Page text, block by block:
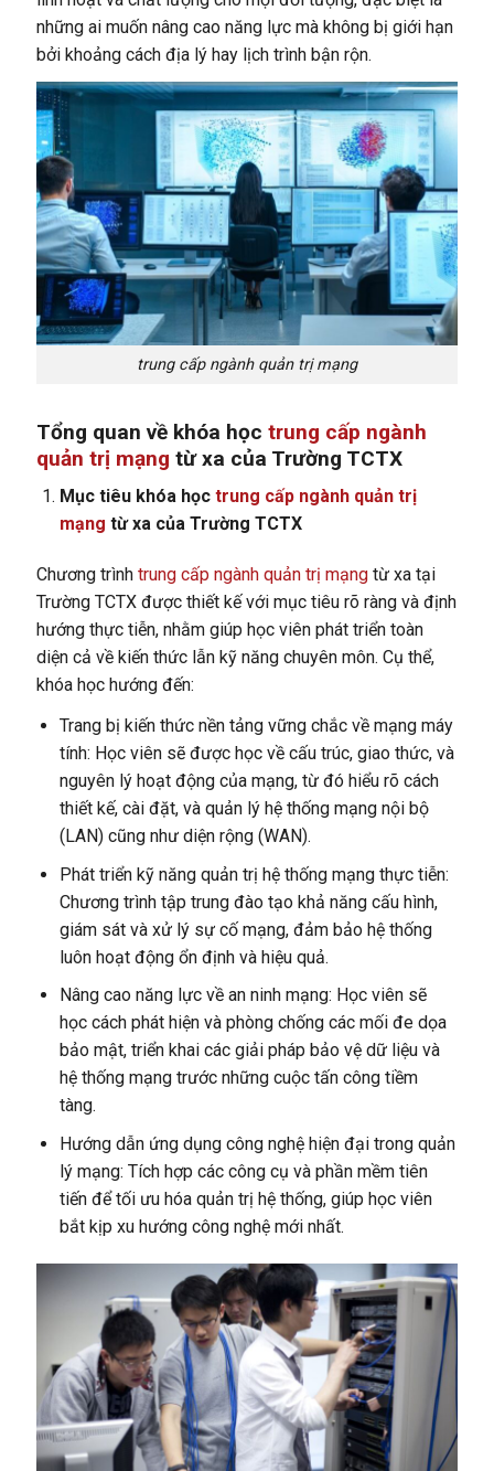
những ai muốn nâng cao năng lực mà không bị giới hạn
bởi khoảng cách địa lý hay lịch trình bận rộn.
trung cấp ngành quản trị mạng
Tổng quan về khóa học trung cấp ngành
quản trị mạng từ xa của Trường TCTX
Mục tiêu khóa học trung cấp ngành quản trị
mạng từ xa của Trường TCTX
Chương trình trung cấp ngành quản trị mạngtừ xa tại
Trường TCTX được thiết kế với mục tiêu rõ ràng và định
hướng thực tiễn, nhằm giúp học viên phát triển toàn
diện cả về kiến thức lẫn kỹ năng chuyên môn. Cụ thể,
khóa học hướng đến:
Trang bị kiến thức nền tảng vững chắc về mạng máy
tính: Học viên sẽ được học về cấu trúc, giao thức, và
nguyên lý hoạt động của mạng, từ đó hiểu rõ cách
thiết kế, cài đặt, và quản lý hệ thống mạng nội bộ
(LAN) cũng như diện rộng (WAN).
Phát triển kỹ năng quản trị hệ thống mạng thực tiễn:
Chương trình tập trung đào tạo khả năng cấu hình,
giám sát và xử lý sự cố mạng, đảm bảo hệ thống
luôn hoạt động ổn định và hiệu quả.
Nâng cao năng lực về an ninh mạng: Học viên sẽ
học cách phát hiện và phòng chống các mối đe dọa
bảo mật, triển khai các giải pháp bảo vệ dữ liệu và
hệ thống mạng trước những cuộc tấn công tiềm
tàng.
Hướng dẫn ứng dụng công nghệ hiện đại trong quản
lý mạng: Tích hợp các công cụ và phần mềm tiên
tiến để tối ưu hóa quản trị hệ thống, giúp học viên
bắt kịp xu hướng công nghệ mới nhất.